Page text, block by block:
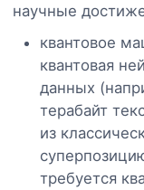
научные
квантовое
квантовая
данных
терабайт
из
требуется